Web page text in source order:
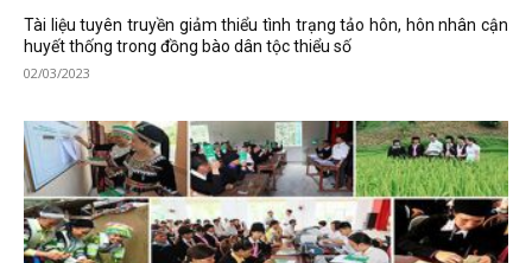
Tài liệu tuyên truyền giảm thiểu tình trạng tảo hôn, hôn nhân cận
huyết thống trong đồng bào dân tộc thiểu số
02/03/2023